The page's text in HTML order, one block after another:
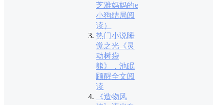
芝雅妈妈的e
小狗结局阅
读）
热门小说睡
觉之光《灵
动树袋
熊》，池眠
顾醒全文阅
读
《造物风